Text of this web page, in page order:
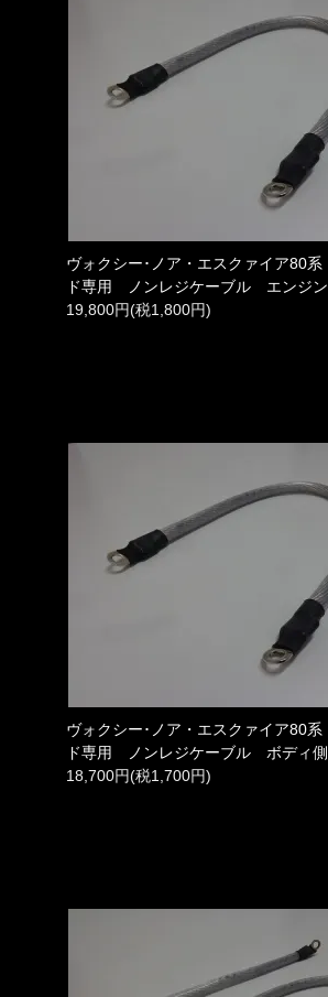
ヴォクシー･ノア・エスクァイア80
ド専用 ノンレジケーブル エンジ
19,800円(税1,800円)
ヴォクシー･ノア・エスクァイア80
ド専用 ノンレジケーブル ボディ側
18,700円(税1,700円)